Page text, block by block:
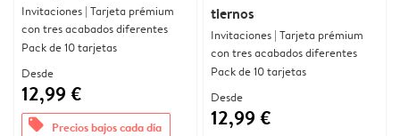
Invitaciones | Tarjeta prémium
con tres acabados diferentes
Pack de 10 tarjetas
Desde
12,99 €
offers Precios bajos cada día
tiernos
Invitaciones | Tarjeta prémium
con tres acabados diferentes
Pack de 10 tarjetas
Desde
12,99 €